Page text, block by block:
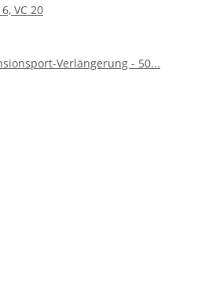
VC 20